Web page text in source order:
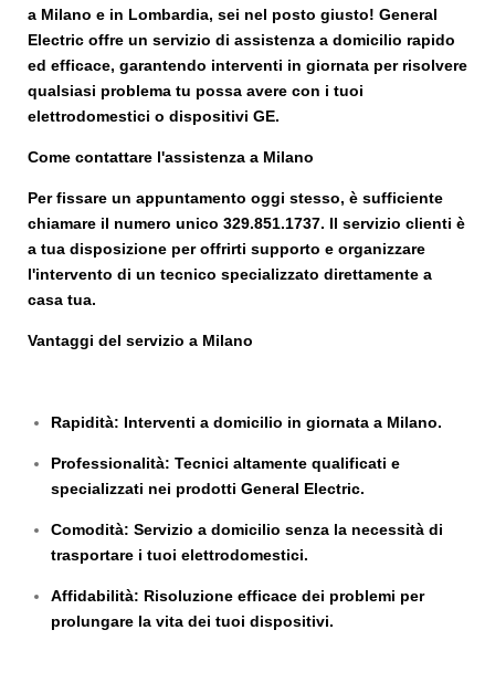
a Milano e in Lombardia, sei nel posto giusto! General
Electric offre un servizio di assistenza a domicilio rapido
ed efficace, garantendo interventi in giornata per risolvere
qualsiasi problema tu possa avere con i tuoi
elettrodomestici o dispositivi GE.
Come contattare l'assistenza a Milano
Per fissare un appuntamento oggi stesso, è sufficiente
chiamare il numero unico 329.851.1737. Il servizio clienti è
a tua disposizione per offrirti supporto e organizzare
l'intervento di un tecnico specializzato direttamente a
casa tua.
Vantaggi del servizio a Milano
Rapidità: Interventi a domicilio in giornata a Milano.
Professionalità: Tecnici altamente qualificati e
specializzati nei prodotti General Electric.
Comodità: Servizio a domicilio senza la necessità di
trasportare i tuoi elettrodomestici.
Affidabilità: Risoluzione efficace dei problemi per
prolungare la vita dei tuoi dispositivi.